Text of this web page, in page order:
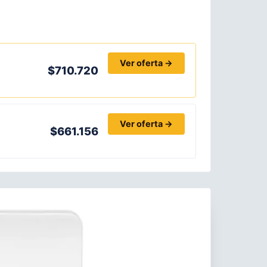
$710.720
Ver oferta →
$661.156
Ver oferta →